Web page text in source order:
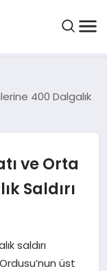
400 Dalgalık
ve Orta
Saldırı
saldırı
üst